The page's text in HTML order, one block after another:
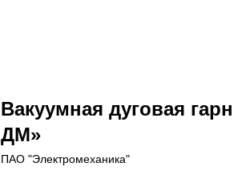
Вакуумная дуговая
ДМ»
ПАО "Электромеханика"